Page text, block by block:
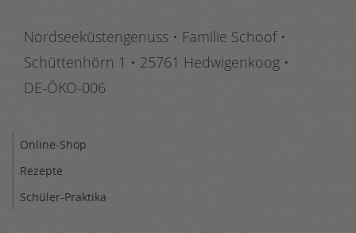
Nordseeküstengenuss • Familie Schoof •
Schüttenhörn 1 • 25761 Hedwigenkoog •
DE-ÖKO-006
Online-Shop
Rezepte
Schüler-Praktika